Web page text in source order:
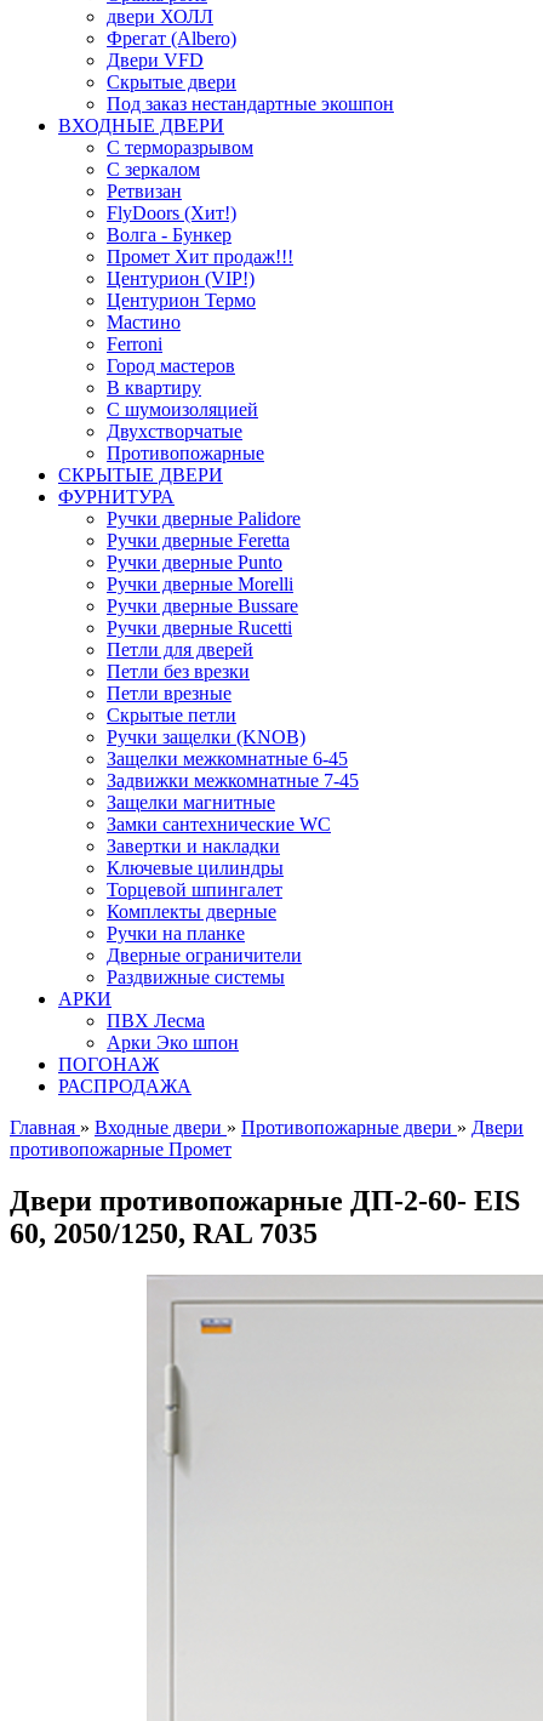
двери ХОЛЛ
Фрегат (Albero)
Двери VFD
Скрытые двери
Под заказ нестандартные экошпон
ВХОДНЫЕ ДВЕРИ
С терморазрывом
С зеркалом
Ретвизан
FlyDoors (Хит!)
Волга - Бункер
Промет Хит продаж!!!
Центурион (VIP!)
Центурион Термо
Мастино
Ferroni
Город мастеров
В квартиру
С шумоизоляцией
Двухстворчатые
Противопожарные
СКРЫТЫЕ ДВЕРИ
ФУРНИТУРА
Ручки дверные Palidore
Ручки дверные Feretta
Ручки дверные Punto
Ручки дверные Morelli
Ручки дверные Bussare
Ручки дверные Rucetti
Петли для дверей
Петли без врезки
Петли врезные
Скрытые петли
Ручки защелки (KNOB)
Защелки межкомнатные 6-45
Задвижки межкомнатные 7-45
Защелки магнитные
Замки сантехнические WC
Завертки и накладки
Ключевые цилиндры
Торцевой шпингалет
Комплекты дверные
Ручки на планке
Дверные ограничители
Раздвижные системы
АРКИ
ПВХ Лесма
Арки Эко шпон
ПОГОНАЖ
РАСПРОДАЖА
Главная » Входные двери » Противопожарные двери » Двери
противопожарные Промет
Двери противопожарные ДП-2-60- EIS
60, 2050/1250, RAL 7035